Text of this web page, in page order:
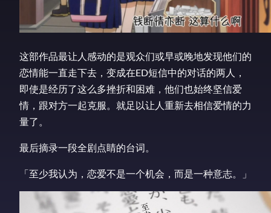
这部作品最让人感动的是观众们或早或晚地发现他们的
恋情能一直走下去，变成在ED短信中的对话的两人，
即使是经历了这么多挫折和困难，他们也始终坚信爱
情，跟对方一起克服。就足以让人重新去相信爱情的力
量了。
最后摘录一段全剧点睛的台词。
「至少我认为，恋爱不是一个机会，而是一种意志。」